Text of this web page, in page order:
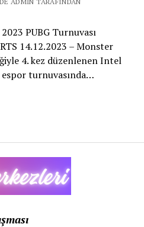
PUBG Turnuvası
14.12.2023 – Monster
4. kez düzenlenen Intel
turnuvasında…